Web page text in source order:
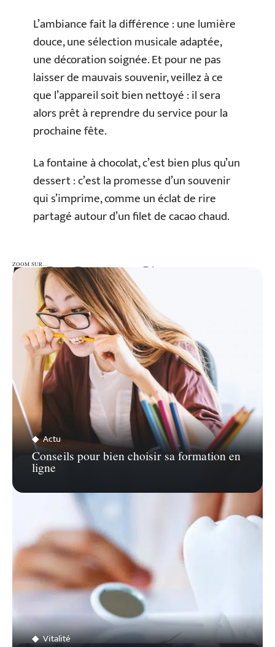
L’ambiance fait la différence : une lumière
douce, une sélection musicale adaptée,
une décoration soignée. Et pour ne pas
laisser de mauvais souvenir, veillez à ce
que l’appareil soit bien nettoyé : il sera
alors prêt à reprendre du service pour la
prochaine fête.
La fontaine à chocolat, c’est bien plus qu’un
dessert : c’est la promesse d’un souvenir
qui s’imprime, comme un éclat de rire
partagé autour d’un filet de cacao chaud.
ZOOM SUR…
ZOOM SUR…
Actu
Conseils pour bien choisir sa formation en
ligne
Vitalité